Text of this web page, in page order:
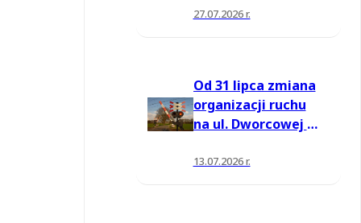
27.07.2026 r.
Od 31 lipca zmiana
organizacji ruchu
na ul. Dworcowej w
13.07.2026 r.